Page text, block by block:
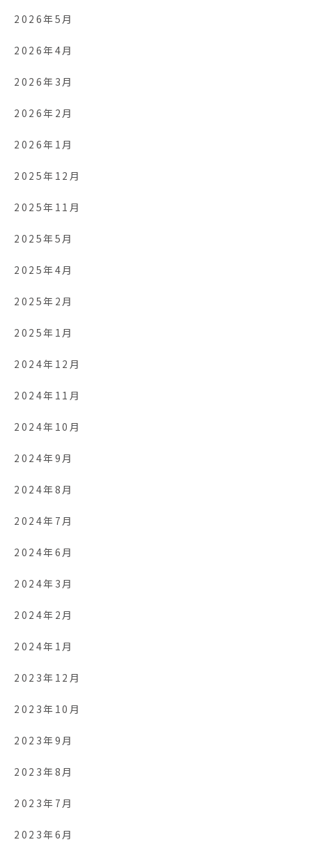
2026年5月
2026年4月
2026年3月
2026年2月
2026年1月
2025年12月
2025年11月
2025年5月
2025年4月
2025年2月
2025年1月
2024年12月
2024年11月
2024年10月
2024年9月
2024年8月
2024年7月
2024年6月
2024年3月
2024年2月
2024年1月
2023年12月
2023年10月
2023年9月
2023年8月
2023年7月
2023年6月